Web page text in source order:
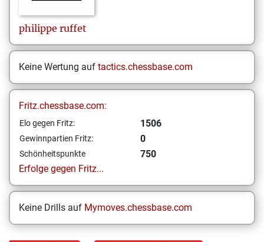
philippe ruffet
Keine Wertung auf tactics.chessbase.com
Fritz.chessbase.com:
Elo gegen Fritz: 1506
Gewinnpartien Fritz: 0
Schönheitspunkte
750
Erfolge gegen Fritz...
Keine Drills auf Mymoves.chessbase.com